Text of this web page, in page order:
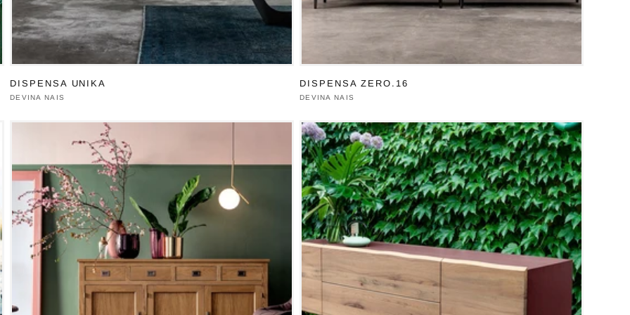
DISPENSA UNIKA
Produttore:
DEVINA NAIS
DISPENSA ZERO.16
Produttore:
DEVINA NAIS